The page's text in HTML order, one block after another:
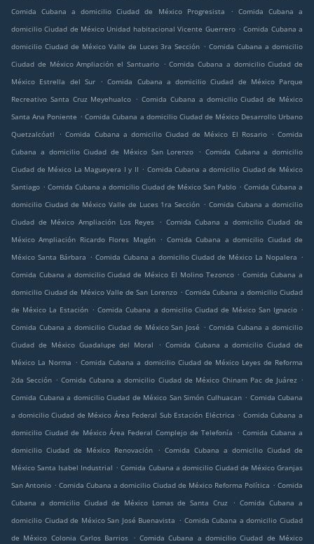
Comida Cubana a domicilio Ciudad de México Progresista
. Comida Cubana a
domicilio Ciudad de México Unidad habitacional Vicente Guerrero . Comida Cubana a
domicilio Ciudad de México Valle de Luces 3ra Sección . Comida Cubana a domicilio
Ciudad de México Ampliación el Santuario . Comida Cubana a domicilio Ciudad de
México Estrella del Sur
. Comida Cubana a domicilio Ciudad de México Parque
Recreativo Santa Cruz Meyehualco . Comida Cubana a domicilio Ciudad de México
Santa Ana Poniente . Comida Cubana a domicilio Ciudad de México Desarrollo Urbano
Quetzalcóatl
. Comida Cubana a domicilio Ciudad de México El Rosario . Comida
Cubana a domicilio Ciudad de México San Lorenzo
. Comida Cubana a domicilio
Ciudad de México La Magueyera I y II . Comida Cubana a domicilio Ciudad de México
Santiago . Comida Cubana a domicilio Ciudad de México San Pablo . Comida Cubana a
domicilio Ciudad de México Valle de Luces 1ra Sección . Comida Cubana a domicilio
Ciudad de México Ampliación Los Reyes
. Comida Cubana a domicilio Ciudad de
México Ampliación Ricardo Flores Magón . Comida Cubana a domicilio Ciudad de
México Santa Bárbara . Comida Cubana a domicilio Ciudad de México La Nopalera .
Comida Cubana a domicilio Ciudad de México El Molino Tezonco . Comida Cubana a
domicilio Ciudad de México Valle de San Lorenzo . Comida Cubana a domicilio Ciudad
de México La Estación . Comida Cubana a domicilio Ciudad de México San Ignacio .
Comida Cubana a domicilio Ciudad de México San José . Comida Cubana a domicilio
Ciudad de México Guadalupe del Moral
. Comida Cubana a domicilio Ciudad de
México La Norma . Comida Cubana a domicilio Ciudad de México Leyes de Reforma
2da Sección . Comida Cubana a domicilio Ciudad de México Chinam Pac de Juárez .
Comida Cubana a domicilio Ciudad de México San Simón Culhuacan . Comida Cubana
a domicilio Ciudad de México Área Federal Sub Estación Eléctrica . Comida Cubana a
domicilio Ciudad de México Área Federal Complejo de Telefonía
. Comida Cubana a
domicilio Ciudad de México Renovación
. Comida Cubana a domicilio Ciudad de
México Santa Isabel Industrial . Comida Cubana a domicilio Ciudad de México Granjas
San Antonio . Comida Cubana a domicilio Ciudad de México Reforma Política . Comida
Cubana a domicilio Ciudad de México Lomas de Santa Cruz
. Comida Cubana a
domicilio Ciudad de México San José Buenavista . Comida Cubana a domicilio Ciudad
de México Colonia Carlos Barrios
. Comida Cubana a domicilio Ciudad de México